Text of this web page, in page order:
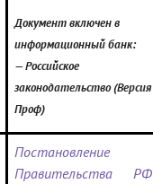
Документ включен в
информационный банк:
— Российское
законодательство (Версия
Проф)
Постановление
Правительства РФ